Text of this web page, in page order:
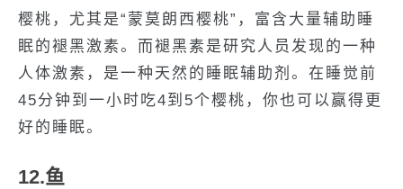
樱桃，尤其是“蒙莫朗西樱桃”，富含大量辅助睡
眠的褪黑激素。而褪黑素是研究人员发现的一种
人体激素，是一种天然的睡眠辅助剂。在睡觉前
45分钟到一小时吃4到5个樱桃，你也可以赢得更
好的睡眠。
12.鱼